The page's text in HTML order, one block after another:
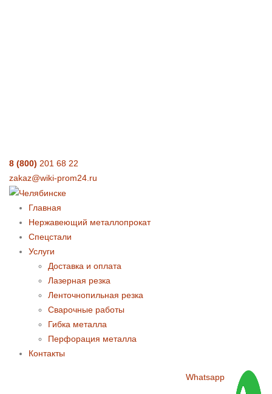
8 (800) 201 68 22
zakaz@wiki-prom24.ru
Главная
Нержавеющий металлопрокат
Спецстали
Услуги
Доставка и оплата
Лазерная резка
Ленточнопильная резка
Сварочные работы
Гибка металла
Перфорация металла
Контакты
Whatsapp